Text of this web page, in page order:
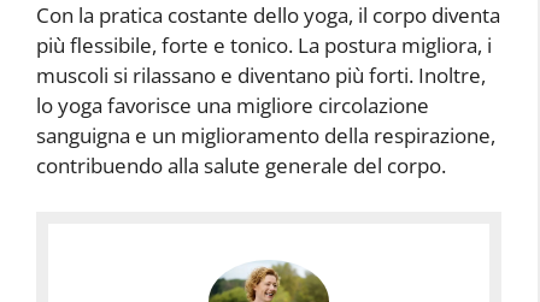
Con la pratica costante dello yoga, il corpo diventa
più flessibile, forte e tonico. La postura migliora, i
muscoli si rilassano e diventano più forti. Inoltre,
lo yoga favorisce una migliore circolazione
sanguigna e un miglioramento della respirazione,
contribuendo alla salute generale del corpo.